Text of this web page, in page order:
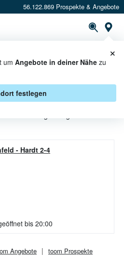
56.122.869 Prospekte & Angebote
um Angebote in deiner Nähe zu
festlegen
×
&
TOOM
- Hardt 2-4
bis 20:00
Angebote toom Prospekte